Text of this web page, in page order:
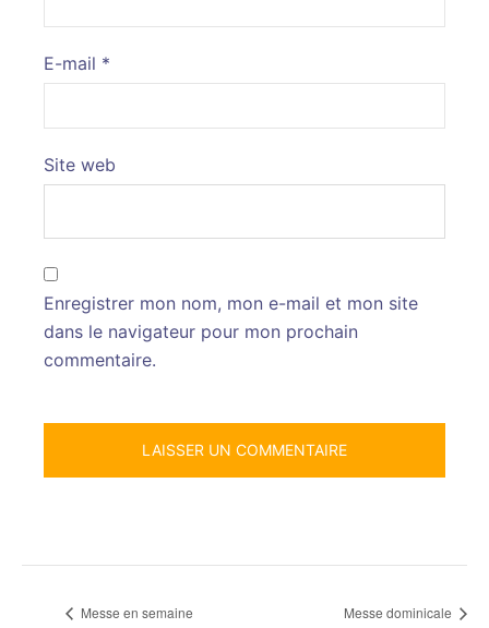
E-mail *
Site web
Enregistrer mon nom, mon e-mail et mon site
dans le navigateur pour mon prochain
commentaire.
Messe en semaine Messe dominicale